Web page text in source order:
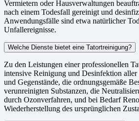
Vermietern oder Hausverwaltungen
nach einem Todesfall gereinigt und
Anwendungsfälle sind etwa natürlicher
Unfallereignisse.
Welche Dienste bietet eine Tatortreinigung?
Zu den Leistungen einer professionellen
intensive Reinigung und Desinfektion aller
und Gegenstände, die ordnungsgemäße
verunreinigten Substanzen, die
durch Ozonverfahren, und bei Bedarf
Wiederherstellung des ursprünglichen